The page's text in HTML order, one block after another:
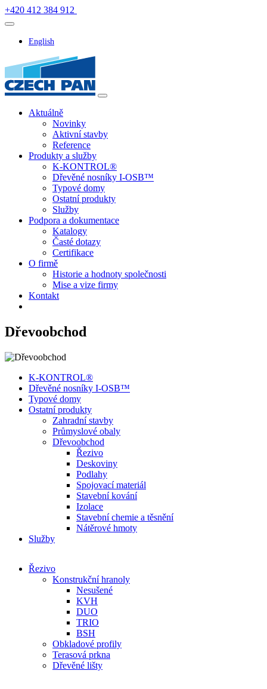
+420 412 384 912
English
Aktuálně
Novinky
Aktivní stavby
Reference
Produkty a služby
K-KONTROL®
Dřevěné nosníky I-OSB™
Typové domy
Ostatní produkty
Služby
Podpora a dokumentace
Katalogy
Časté dotazy
Certifikace
O firmě
Historie a hodnoty společnosti
Mise a vize firmy
Kontakt
Dřevoobchod
K-KONTROL®
Dřevěné nosníky I-OSB™
Typové domy
Ostatní produkty
Zahradní stavby
Průmyslové obaly
Dřevoobchod
Řezivo
Deskoviny
Podlahy
Spojovací materiál
Stavební kování
Izolace
Stavební chemie a těsnění
Nátěrové hmoty
Služby
Řezivo
Konstrukční hranoly
Nesušené
KVH
DUO
TRIO
BSH
Obkladové profily
Terasová prkna
Dřevěné lišty